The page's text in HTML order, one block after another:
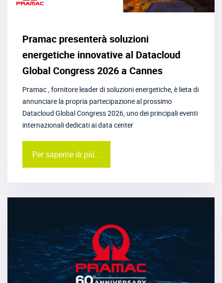
Pramac presenterà soluzioni
energetiche innovative al Datacloud
Global Congress 2026 a Cannes
Pramac , fornitore leader di soluzioni energetiche, è lieta di
annunciare la propria partecipazione al prossimo
Datacloud Global Congress 2026, uno dei principali eventi
internazionali dedicati ai data center
Per saperne di più...